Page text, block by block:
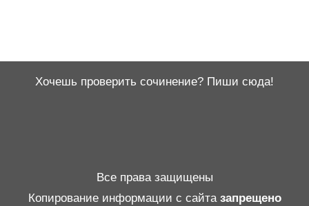
Хочешь проверить сочинение? Пиши сюда!
Все права защищены
Копирование информации с сайта запрещено